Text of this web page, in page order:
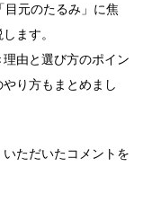
目元のたるみ」に焦
ます。
由と選び方のポイン
り方もまとめまし
ただいたコメントを